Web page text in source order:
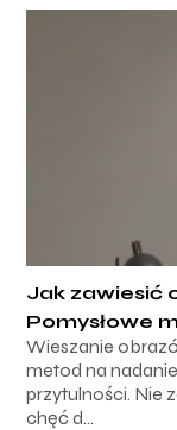
Jak zawiesić
Pomysłowe
Wieszanie
metod na
przytulności. Nie
chęć d...